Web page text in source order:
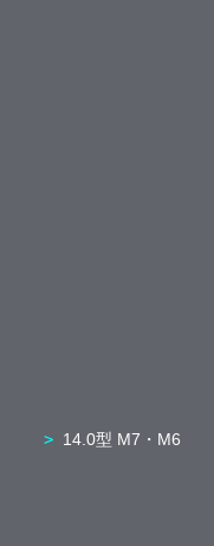
14.0型 M7・M6